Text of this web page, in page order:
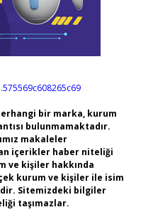
bir marka, kurum
bulunmamaktadır.
makaleler
içerikler haber niteliği
ve kişiler hakkında
kurum ve kişiler ile isim
Sitemizdeki bilgiler
taşımazlar.